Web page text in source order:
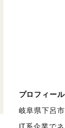
プロフィール
岐阜県下呂